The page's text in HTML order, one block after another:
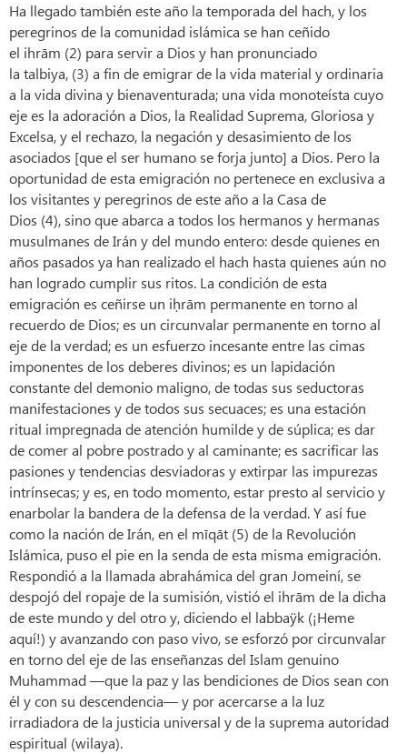
Ha llegado también este año la temporada del hach, y los
peregrinos de la comunidad islámica se han ceñido
el ihrām (2) para servir a Dios y han pronunciado
la talbiya, (3) a fin de emigrar de la vida material y ordinaria
a la vida divina y bienaventurada; una vida monoteísta cuyo
eje es la adoración a Dios, la Realidad Suprema, Gloriosa y
Excelsa, y el rechazo, la negación y desasimiento de los
asociados [que el ser humano se forja junto] a Dios. Pero la
oportunidad de esta emigración no pertenece en exclusiva a
los visitantes y peregrinos de este año a la Casa de
Dios (4), sino que abarca a todos los hermanos y hermanas
musulmanes de Irán y del mundo entero: desde quienes en
años pasados ya han realizado el hach hasta quienes aún no
han logrado cumplir sus ritos. La condición de esta
emigración es ceñirse un iḥrām permanente en torno al
recuerdo de Dios; es un circunvalar permanente en torno al
eje de la verdad; es un esfuerzo incesante entre las cimas
imponentes de los deberes divinos; es un lapidación
constante del demonio maligno, de todas sus seductoras
manifestaciones y de todos sus secuaces; es una estación
ritual impregnada de atención humilde y de súplica; es dar
de comer al pobre postrado y al caminante; es sacrificar las
pasiones y tendencias desviadoras y extirpar las impurezas
intrínsecas; y es, en todo momento, estar presto al servicio y
enarbolar la bandera de la defensa de la verdad. Y así fue
como la nación de Irán, en el mīqāt (5) de la Revolución
Islámica, puso el pie en la senda de esta misma emigración.
Respondió a la llamada abrahámica del gran Jomeiní, se
despojó del ropaje de la sumisión, vistió el ihrām de la dicha
de este mundo y del otro y, diciendo el labbaÿk (¡Heme
aquí!) y avanzando con paso vivo, se esforzó por circunvalar
en torno del eje de las enseñanzas del Islam genuino
Muhammad —que la paz y las bendiciones de Dios sean con
él y con su descendencia— y por acercarse a la luz
irradiadora de la justicia universal y de la suprema autoridad
espiritual (wilaya).